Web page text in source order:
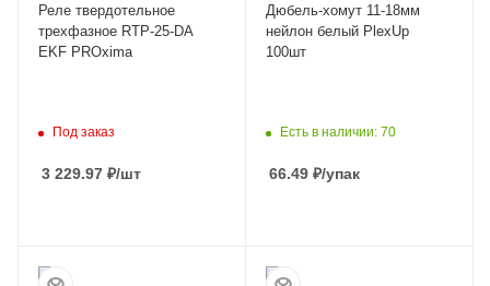
Реле твердотельное
трехфазное RTP-25-DA
EKF PROxima
Под заказ
3 229.97 ₽/шт
Дюбель-хомут 11-18мм
нейлон белый PlexUp
100шт
Есть в наличии: 70
66.49 ₽/упак